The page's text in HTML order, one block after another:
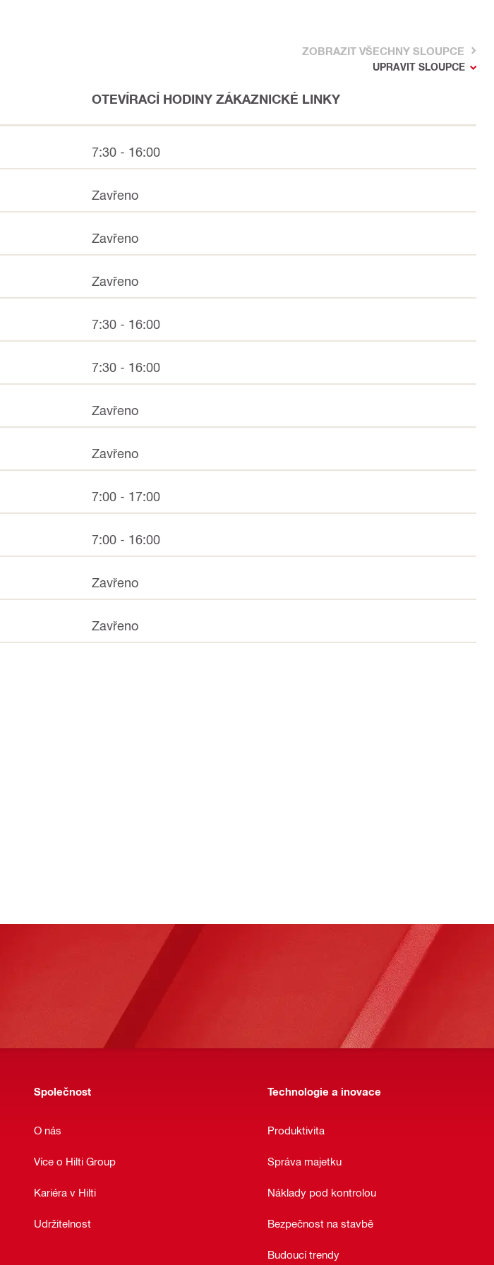
ZOBRAZIT VŠECHNY SLOUPCE
UPRAVIT SLOUPCE
OTEVÍRACÍ HODINY ZÁKAZNICKÉ LINKY
7:30 - 16:00
Zavřeno
Zavřeno
Zavřeno
7:30 - 16:00
7:30 - 16:00
Zavřeno
Zavřeno
7:00 - 17:00
7:00 - 16:00
Zavřeno
Zavřeno
Společnost
O nás
Více o Hilti Group
Kariéra v Hilti
Udržitelnost
Technologie a inovace
Produktivita
Správa majetku
Náklady pod kontrolou
Bezpečnost na stavbě
Budoucí trendy